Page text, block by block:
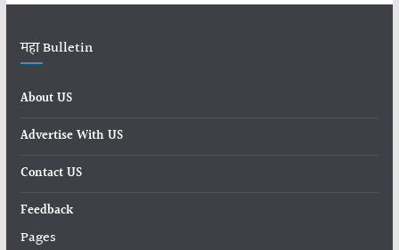
महा Bulletin
About US
Advertise With US
Contact US
Feedback
Pages